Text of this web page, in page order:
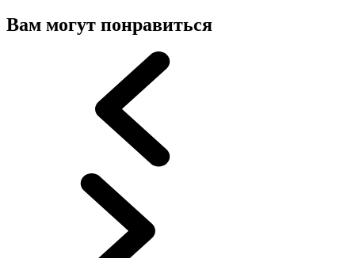
Вам могут понравиться